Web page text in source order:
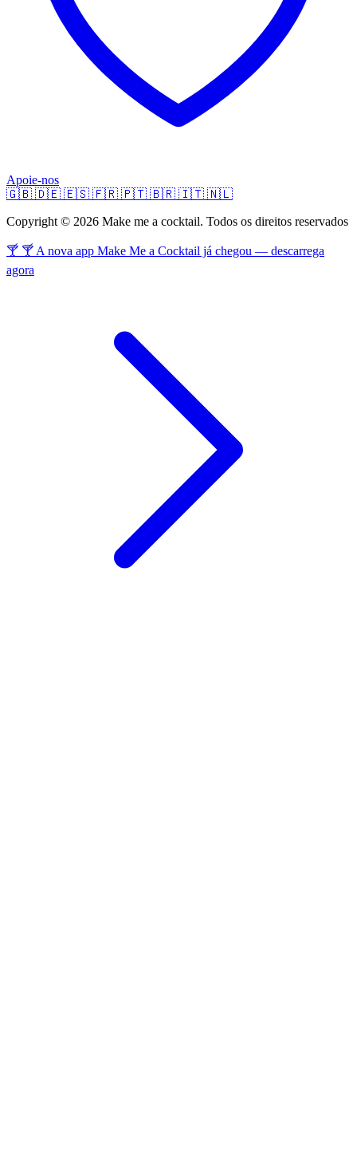
Apoie-nos
🇬🇧 🇩🇪 🇪🇸 🇫🇷 🇵🇹 🇧🇷 🇮🇹 🇳🇱
Copyright © 2026 Make me a cocktail. Todos os direitos reservados
🍸 🍸 A nova app Make Me a Cocktail já chegou — descarrega
agora